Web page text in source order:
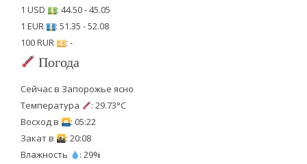
1 USD
: 44.50 - 45.05
1 EUR
: 51.35 - 52.08
100 RUR
: -
Погода
Сейчас в Запорожье ясно
Температура
: 29.73°C
Восход в
: 05:22
Закат в
: 20:08
Влажность
: 29%